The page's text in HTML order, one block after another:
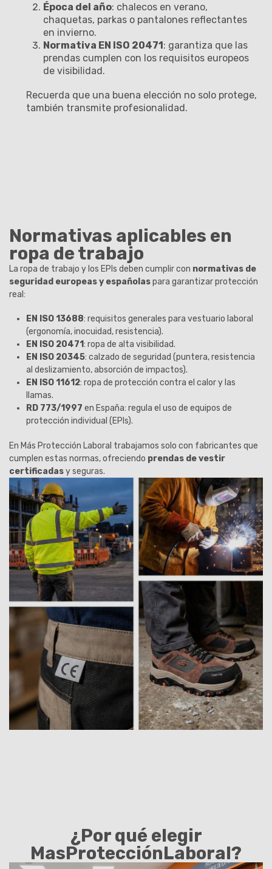
Época del año: chalecos en verano,
chaquetas, parkas o pantalones reflectantes
en invierno.
Normativa EN ISO 20471: garantiza que las
prendas cumplen con los requisitos europeos
de visibilidad.
Recuerda que una buena elección no solo protege,
también transmite profesionalidad.
Normativas aplicables en
ropa de trabajo
La ropa de trabajo y los EPIs deben cumplir con normativas de
seguridad europeas y españolaspara garantizar protección
real:
EN ISO 13688: requisitos generales para vestuario laboral
(ergonomía, inocuidad, resistencia).
EN ISO 20471: ropa de alta visibilidad.
EN ISO 20345: calzado de seguridad (puntera, resistencia
al deslizamiento, absorción de impactos).
EN ISO 11612: ropa de protección contra el calor y las
llamas.
RD 773/1997 en España: regula el uso de equipos de
protección individual (EPIs).
En Más Protección Laboral trabajamos solo con fabricantes que
cumplen estas normas, ofreciendo prendas de vestir
certificadasy seguras.
¿Por qué elegir
MasProtecciónLaboral?